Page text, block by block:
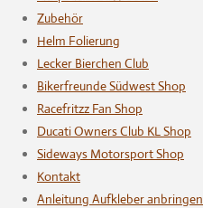
Zubehör
Helm Folierung
Lecker Bierchen Club
Bikerfreunde Südwest Shop
Racefritzz Fan Shop
Ducati Owners Club KL Shop
Sideways Motorsport Shop
Kontakt
Anleitung Aufkleber anbringen